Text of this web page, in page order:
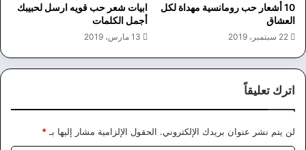
10 أشعار حب رومانسية مهداة لكل
العشاق
22 سبتمبر، 2019
ابيات شعر حب قويه ارسل لحبيبك
أجمل الكلمات
13 مارس، 2019
اترك تعليقاً
لن يتم نشر عنوان بريدك الإلكتروني. الحقول الإلزامية مشار إليها بـ *